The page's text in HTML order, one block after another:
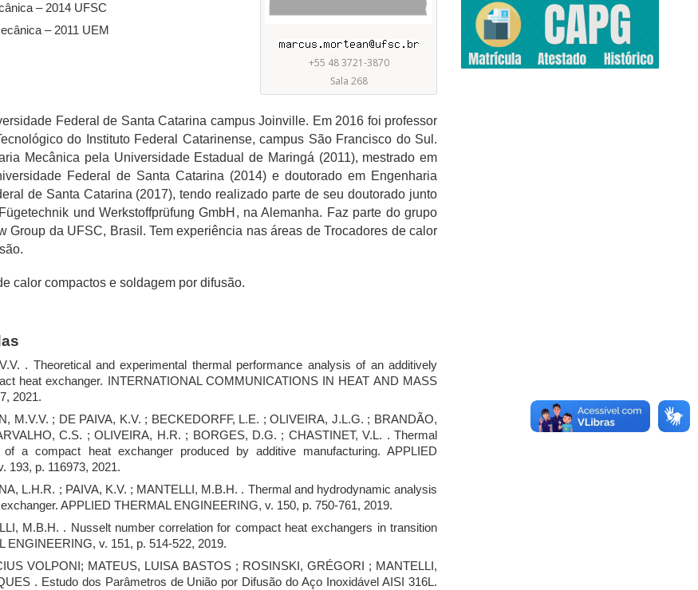
+55 48 3721-3870
Sala 268
– 2014 UFSC
– 2011 UEM
Federal de Santa Catarina campus Joinville. Em 2016 foi professor
do Instituto Federal Catarinense, campus São Francisco do Sul.
Mecânica pela Universidade Estadual de Maringá (2011), mestrado em
Federal de Santa Catarina (2014) e doutorado em Engenharia
de Santa Catarina (2017), tendo realizado parte de seu doutorado junto
und Werkstoffprüfung GmbH, na Alemanha. Faz parte do grupo
Group da UFSC, Brasil. Tem experiência nas áreas de Trocadores de calor
calor compactos e soldagem por difusão.
. Theoretical and experimental thermal performance analysis of an additively
heat exchanger. INTERNATIONAL COMMUNICATIONS IN HEAT AND MASS
2021.
M.V.V. ; DE PAIVA, K.V. ; BECKEDORFF, L.E. ; OLIVEIRA, J.L.G. ; BRANDÃO,
C.S. ; OLIVEIRA, H.R. ; BORGES, D.G. ; CHASTINET, V.L. . Thermal
a compact heat exchanger produced by additive manufacturing. APPLIED
193, p. 116973, 2021.
L.H.R. ; PAIVA, K.V. ; MANTELLI, M.B.H. . Thermal and hydrodynamic analysis
APPLIED THERMAL ENGINEERING, v. 150, p. 750-761, 2019.
M.B.H. . Nusselt number correlation for compact heat exchangers in transition
ENGINEERING, v. 151, p. 514-522, 2019.
VOLPONI; MATEUS, LUISA BASTOS ; ROSINSKI, GRÉGORI ; MANTELLI,
. Estudo dos Parâmetros de União por Difusão do Aço Inoxidável AISI 316L.